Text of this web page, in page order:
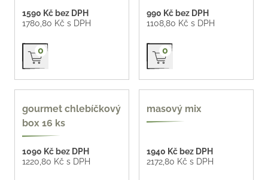
1590 Kč bez DPH
1780,80 Kč s DPH
Přidat do košíku
0
990 Kč bez DPH
1108,80 Kč s DPH
Přidat do košíku
0
gourmet chlebíčkový
box 16 ks
1090 Kč bez DPH
1220,80 Kč s DPH
oblíbené
masový mix
1940 Kč bez DPH
2172,80 Kč s DPH